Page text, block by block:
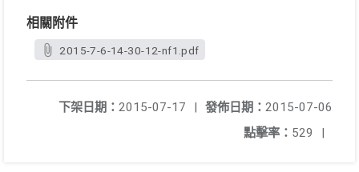
相關附件
2015-7-6-14-30-12-nf1.pdf
發佈日期： 2015-07-06
下架日期： 2015-07-17
|
點擊率： 529 |